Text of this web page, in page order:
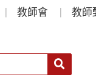
教師會 教師